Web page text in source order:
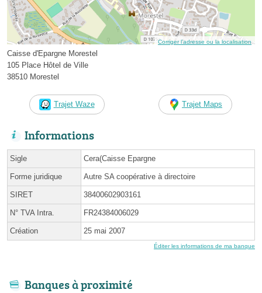
Corriger l’adresse ou la localisation
Caisse d'Epargne Morestel
105 Place Hôtel de Ville
38510 Morestel
Trajet Waze Trajet Maps
Informations
Sigle Cera(Caisse Epargne
Forme juridique Autre SA coopérative à directoire
SIRET 38400602903161
N° TVA Intra. FR24384006029
Création 25 mai 2007
Éditer les informations de ma banque
Banques à proximité